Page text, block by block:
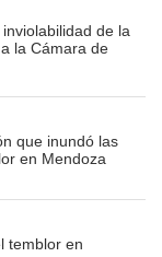
de la
la Cámara de
que inundó las
en Mendoza
temblor en